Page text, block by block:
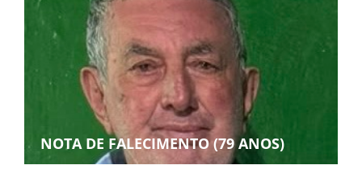
NOTA DE FALECIMENTO (79 ANOS)